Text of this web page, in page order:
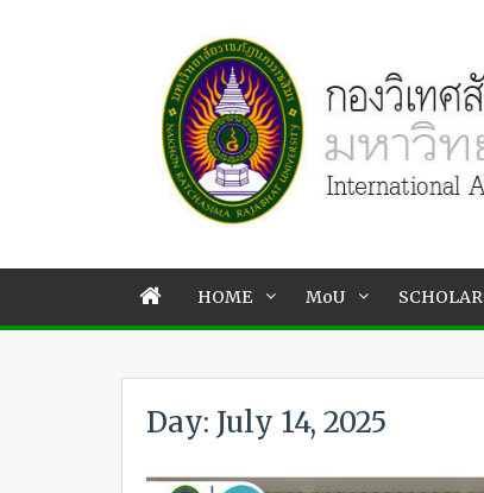
HOME MoU
Day: July 14, 2025